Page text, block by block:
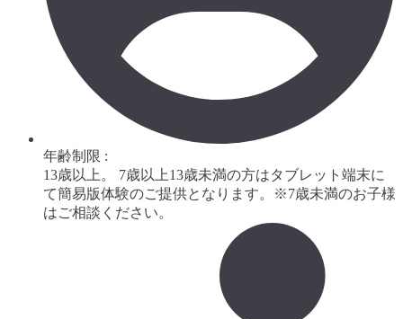
年齢制限 :
13歳以上。 7歳以上13歳未満の方はタブレット端末に
て簡易版体験のご提供となります。※7歳未満のお子様
はご相談ください。